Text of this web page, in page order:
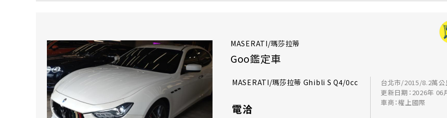
MASERATI/瑪莎拉蒂
Goo鑑定車
MASERATI/瑪莎拉蒂 Ghibli S Q4/0cc
電洽
台北市/2015/8.2萬公
更新日期：2026年 06
車商：權上國際